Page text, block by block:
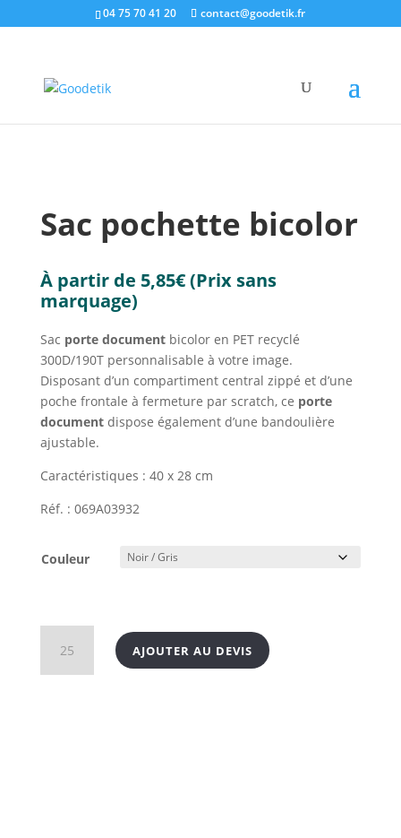
04 75 70 41 20 contact@goodetik.fr
e-shop/Sacs & Bagages
/ Sac
Sac pochette bicolor
À partir de 5,85€(Prix sans
marquage)
Sac porte documentbicolor en PET recyclé
300D/190T personnalisable à votre image.
Disposant d’un compartiment central zippé et d’une
poche frontale à fermeture par scratch, ce porte
documentdispose également d’une bandoulière
ajustable.
Caractéristiques : 40 x 28 cm
Réf. : 069A03932
Couleur
Sac
AJOUTER AU DEVIS